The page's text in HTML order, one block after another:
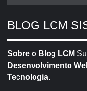
BLOG LCM
Sobre o Blog LCM
Desenvolvimento
Tecnologia.